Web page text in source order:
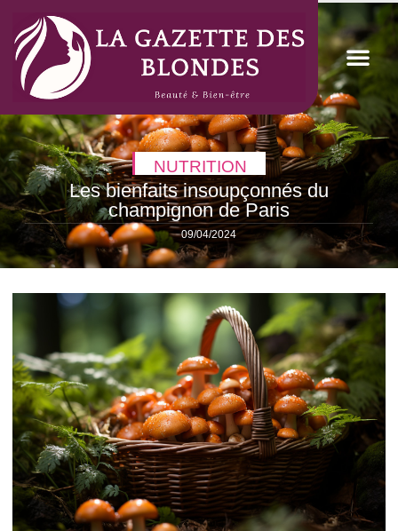
NUTRITION
Les bienfaits insoupçonnés du
champignon de Paris
09/04/2024